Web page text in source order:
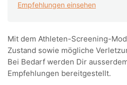
Empfehlungen einsehen
Mit dem Athleten-Screening-
Zustand sowie mögliche
Bei Bedarf werden Dir
Empfehlungen bereitgestellt.